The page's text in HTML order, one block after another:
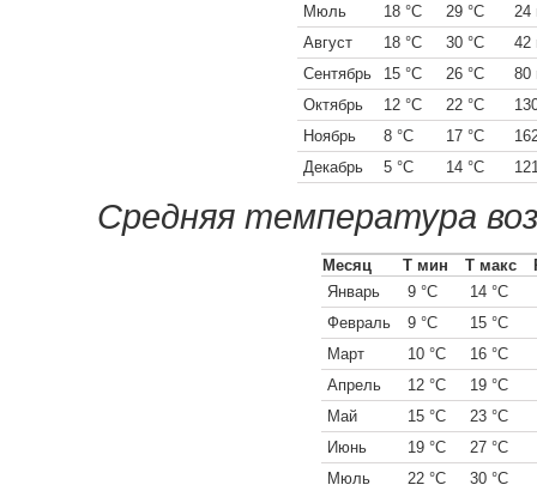
Мюль
18 °C 29 °C
24
Август
18 °C 30 °C
42
Сентябрь
15 °C 26 °C
80
Октябрь
12 °C 22 °C
Ноябрь
8 °C 17 °C
Декабрь
5 °C 14 °C
Средняя температура
Месяц Т мин Т макс
Январь
9 °C
14 °C
Февраль
9 °C
15 °C
Март
10 °C
16 °C
Апрель
12 °C
19 °C
Май
15 °C
23 °C
Июнь
19 °C
27 °C
Мюль
22 °C
30 °C